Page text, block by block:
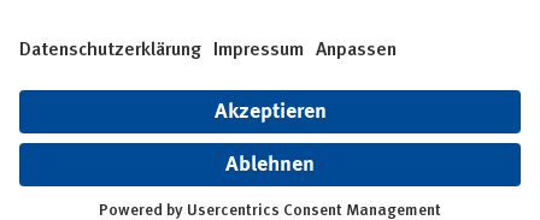
Impressum
Datenschutz
Erklärung zur Barrierefreiheit
© BG Kliniken – Klinikverbund der gesetzlichen